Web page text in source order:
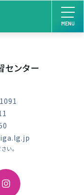
MENU
ンター
い。